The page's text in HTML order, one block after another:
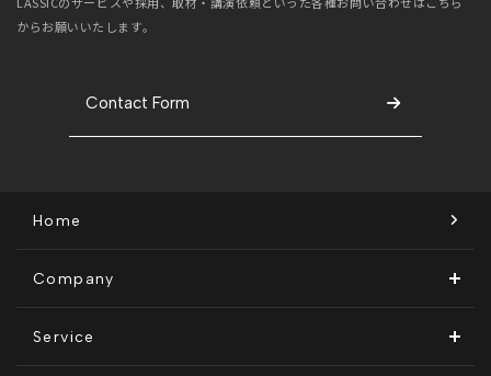
からお願いいたします。
Contact Form
Home
Company
ビジョン・ミッション
Service